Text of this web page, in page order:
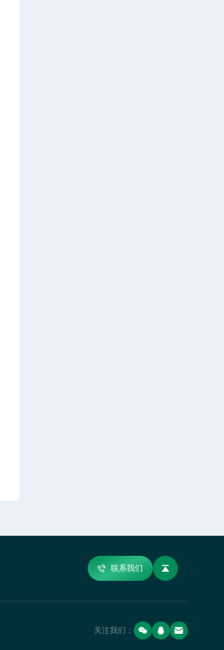
联系我们
关注我们：